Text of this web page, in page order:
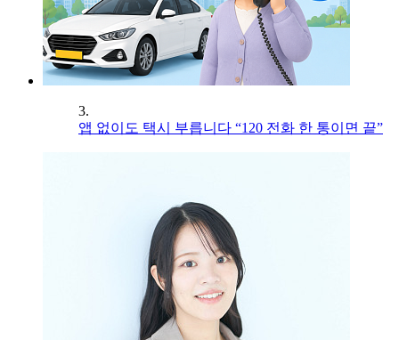
3.
앱 없이도 택시 부릅니다 “120 전화 한 통이면 끝”